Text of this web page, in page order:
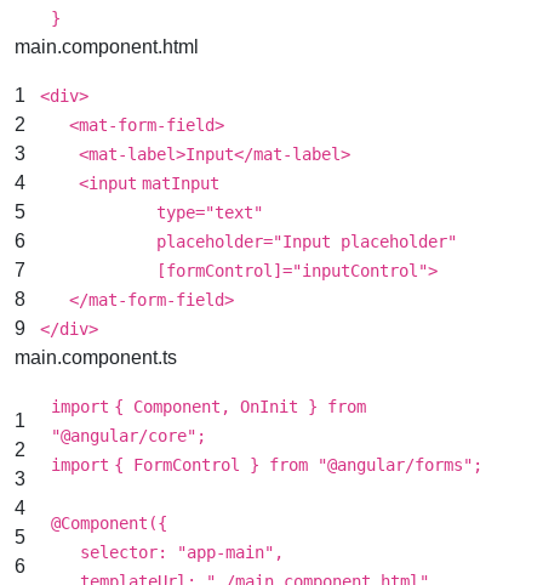
}
main.component.html
1
2
3
4
5
6
7
8
9
<div>
<mat-form-field>
<mat-label>Input</mat-label>
<input matInput
type="text"
placeholder="Input placeholder"
[formControl]="inputControl">
</mat-form-field>
</div>
main.component.ts
1
2
3
4
5
6
import { Component, OnInit } from
"@angular/core" ;
import { FormControl } from "@angular/forms" ;
@Component({
selector:
"app-main" ,
templateUrl:
"./main.component.html"